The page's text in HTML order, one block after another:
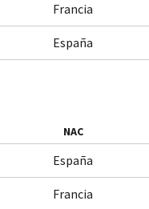
Francia
España
NAC
España
Francia